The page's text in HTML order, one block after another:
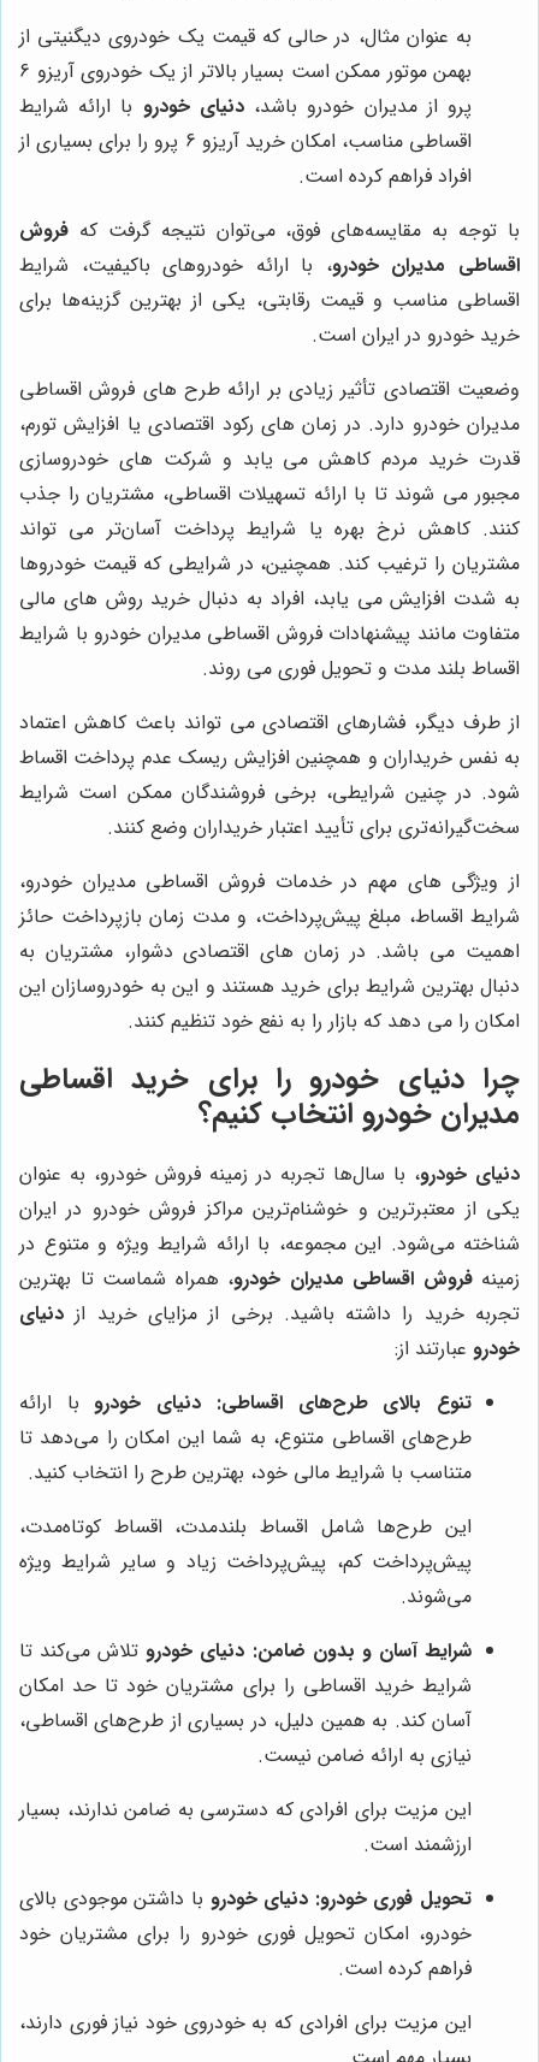
به عنوان مثال، در حالی که قیمت یک خودروی دیگنیتی از
بهمن موتور ممکن است بسیار بالاتر از یک خودروی آریزو 6
پرو از مدیران خودرو باشد،دنیای خودرو با ارائه شرایط
اقساطی مناسب، امکان خرید آریزو 6 پرو را برای بسیاری از
افراد فراهم کرده است.
با توجه به مقایسه‌های فوق، می‌توان نتیجه گرفت که فروش
اقساطی مدیران خودرو، با ارائه خودروهای باکیفیت، شرایط
اقساطی مناسب و قیمت رقابتی، یکی از بهترین گزینه‌ها برای
خرید خودرو در ایران است.
وضعیت اقتصادی تأثیر زیادی بر ارائه طرح های فروش اقساطی
مدیران خودرو دارد. در زمان های رکود اقتصادی یا افزایش تورم،
قدرت خرید مردم کاهش می یابد و شرکت های خودروسازی
مجبور می شوند تا با ارائه تسهیلات اقساطی، مشتریان را جذب
کنند. کاهش نرخ بهره یا شرایط پرداخت آسان‌تر می تواند
مشتریان را ترغیب کند. همچنین، در شرایطی که قیمت خودروها
به شدت افزایش می یابد، افراد به دنبال خرید روش های مالی
متفاوت مانند پیشنهادات فروش اقساطی مدیران خودرو با شرایط
اقساط بلند مدت و تحویل فوری می روند.
از طرف دیگر، فشارهای اقتصادی می تواند باعث کاهش اعتماد
به نفس خریداران و همچنین افزایش ریسک عدم پرداخت اقساط
شود. در چنین شرایطی، برخی فروشندگان ممکن است شرایط
سخت‌گیرانه‌تری برای تأیید اعتبار خریداران وضع کنند.
از ویژگی های مهم در خدمات فروش اقساطی مدیران خودرو،
شرایط اقساط، مبلغ پیش‌پرداخت، و مدت زمان بازپرداخت حائز
اهمیت می باشد. در زمان های اقتصادی دشوار، مشتریان به
دنبال بهترین شرایط برای خرید هستند و این به خودروسازان این
امکان را می دهد که بازار را به نفع خود تنظیم کنند.
چرادنیای خودرو را برای خرید اقساطی
مدیران خودرو انتخاب کنیم؟
دنیای خودرو، با سال‌ها تجربه در زمینه فروش خودرو، به عنوان
یکی از معتبرترین و خوشنام‌ترین مراکز فروش خودرو در ایران
شناخته می‌شود. این مجموعه، با ارائه شرایط ویژه و متنوع در
زمینهفروش اقساطی مدیران خودرو، همراه شماست تا بهترین
تجربه خرید را داشته باشید. برخی از مزایای خرید از دنیای
خودرو عبارتند از:
تنوع بالای طرح‌های اقساطی: دنیای خودروبا ارائه
طرح‌های اقساطی متنوع، به شما این امکان را می‌دهد تا
متناسب با شرایط مالی خود، بهترین طرح را انتخاب کنید.
این طرح‌ها شامل اقساط بلندمدت، اقساط کوتاه‌مدت،
پیش‌پرداخت کم، پیش‌پرداخت زیاد و سایر شرایط ویژه
می‌شوند.
شرایط آسان و بدون ضامن: دنیای خودروتلاش می‌کند تا
شرایط خرید اقساطی را برای مشتریان خود تا حد امکان
آسان کند. به همین دلیل، در بسیاری از طرح‌های اقساطی،
نیازی به ارائه ضامن نیست.
این مزیت برای افرادی که دسترسی به ضامن ندارند، بسیار
ارزشمند است.
تحویل فوری خودرو: دنیای خودرو با داشتن موجودی بالای
خودرو، امکان تحویل فوری خودرو را برای مشتریان خود
فراهم کرده است.
این مزیت برای افرادی که به خودروی خود نیاز فوری دارند،